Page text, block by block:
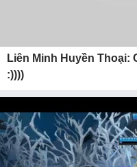
Liên Minh Huyền Thoại:
:))))